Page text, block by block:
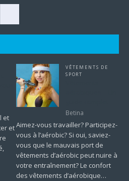
et
et
VÊTEMENTS DE
SPORT
Betina
Aimez-vous travailler? Participez-
vous à l’aérobic? Si oui, saviez-
vous que le mauvais port de
vêtements d’aérobic peut nuire à
votre entraînement? Le confort
des vêtements d’aérobique…